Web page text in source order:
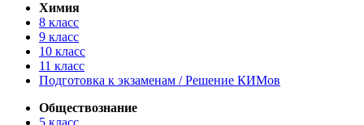
Химия
8 класс
9 класс
10 класс
11 класс
Подготовка к экзаменам / Решение КИМов
Обществознание